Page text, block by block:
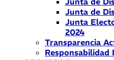
Junta de
Junta
2024
Transparencia
Responsabilidad